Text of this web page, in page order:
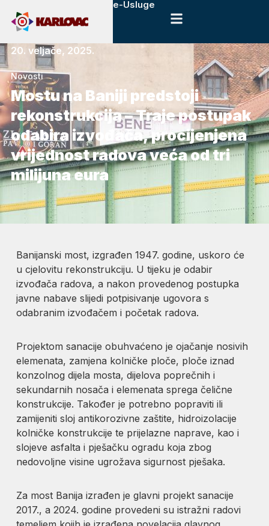
e-Usluge
20. veljače, 2025.
Novosti
Mostu na Baniji predstoji
rekonstrukcija – Traje postupak
odabira izvođača, procijenjena
vrijednost radova veća od tri
milijuna eura
Banijanski most, izgrađen 1947. godine, uskoro će
u cjelovitu rekonstrukciju. U tijeku je odabir
izvođača radova, a nakon provedenog postupka
javne nabave slijedi potpisivanje ugovora s
odabranim izvođačem i početak radova.
Projektom sanacije obuhvaćeno je ojačanje nosivih
elemenata, zamjena kolničke ploče, ploče iznad
konzolnog dijela mosta, dijelova poprečnih i
sekundarnih nosača i elemenata sprega čelične
konstrukcije. Također je potrebno popraviti ili
zamijeniti sloj antikorozivne zaštite, hidroizolacije
kolničke konstrukcije te prijelazne naprave, kao i
slojeve asfalta i pješačku ogradu koja zbog
nedovoljne visine ugrožava sigurnost pješaka.
Za most Banija izrađen je glavni projekt sanacije
2017., a 2024. godine provedeni su istražni radovi